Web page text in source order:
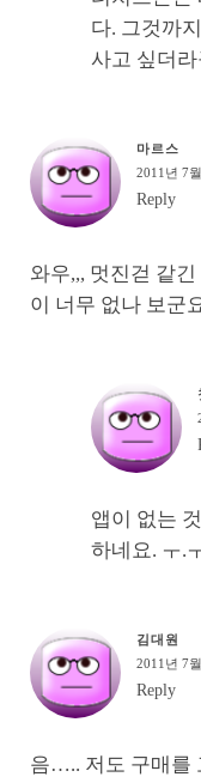
다. 그것까
사고 싶더
마르스
2011년 7
Reply
와우,,, 멋진걷 같
이 너무 없나 보군
앱이 없는
하네요. ㅜ.
김대원
2011년 7
Reply
음….. 저도 구매를